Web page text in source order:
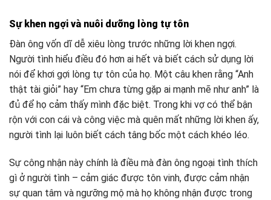
Sự khen ngợi và nuôi dưỡng lòng tự tôn
Đàn ông vốn dĩ dễ xiêu lòng trước những lời khen ngợi.
Người tình hiểu điều đó hơn ai hết và biết cách sử dụng lời
nói để khơi gợi lòng tự tôn của họ. Một câu khen rằng “Anh
thật tài giỏi” hay “Em chưa từng gặp ai mạnh mẽ như anh” là
đủ để họ cảm thấy mình đặc biệt. Trong khi vợ có thể bận
rộn với con cái và công việc mà quên mất những lời khen ấy,
người tình lại luôn biết cách tâng bốc một cách khéo léo.
Sự công nhận này chính là điều mà đàn ông ngoại tình thích
gì ở người tình – cảm giác được tôn vinh, được cảm nhận
sự quan tâm và ngưỡng mộ mà họ không nhận được trong